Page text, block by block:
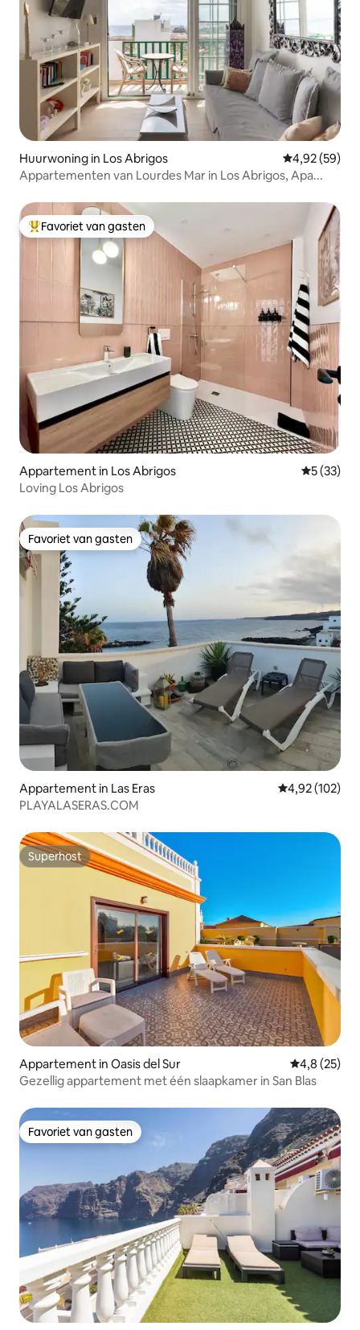
Huurwoning in Los Abrigos Gemiddelde
4,92 (59)
Appartementen van Lourdes Mar in Los Abrigos, Apa...
Topfavoriet van gasten
Favoriet van gasten
Appartement in Los Abrigos
5 (33)
Loving Los Abrigos
Favoriet van gasten
Favoriet van gasten
Appartement in Las Eras Gemiddelde
4,92 (102)
PLAYALASERAS.COM
Superhost
Superhost
Appartement in Oasis del Sur
4,8 (25)
Gezellig appartement met één slaapkamer in San Blas
Favoriet van gasten
Favoriet van gasten